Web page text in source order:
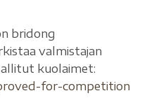
bridong
valmistajan
kuolaimet:
for-competition